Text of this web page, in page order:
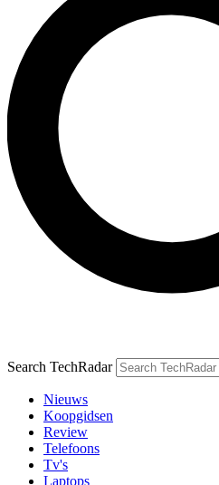
Search TechRadar
Nieuws
Koopgidsen
Review
Telefoons
Tv's
Laptops